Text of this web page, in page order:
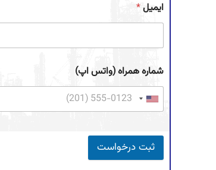
ایمیل*
شماره همراه (واتس اپ)
ثبت درخواست